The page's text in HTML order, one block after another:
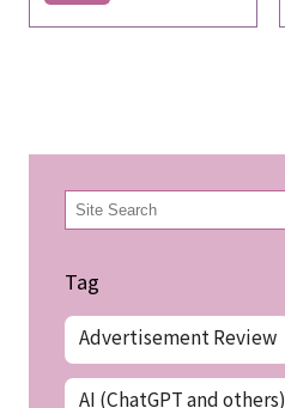
検
索
Tag
Advertisement Review
AI (ChatGPT and others)